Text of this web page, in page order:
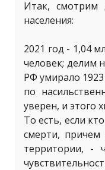
Итак, смотрим
населения:
2021 год - 1,04
человек; делим
РФ умирало
по
уверен, и этого
То есть, если
смерти, причем
территории, -